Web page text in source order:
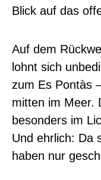
Blick auf das
Auf dem
lohnt sich
zum Es Pontàs
mitten im Meer.
besonders im
Und ehrlich: Da
haben nur